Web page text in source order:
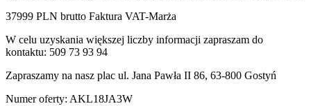
37999 PLN brutto Faktura VAT-Marża
W celu uzyskania większej liczby informacji zapraszam do
kontaktu: 509 73 93 94
Zapraszamy na nasz plac ul. Jana Pawła II 86, 63-800 Gostyń
Numer oferty: AKL18JA3W